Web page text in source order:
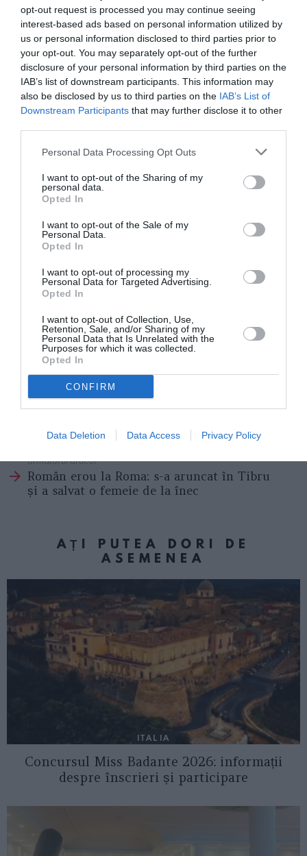
opt-out request is processed you may continue seeing
interest-based ads based on personal information utilized by
us or personal information disclosed to third parties prior to
your opt-out. You may separately opt-out of the further
disclosure of your personal information by third parties on the
IAB’s list of downstream participants. This information may
also be disclosed by us to third parties on the IAB’s List of
Downstream Participants that may further disclose it to other
Personal Data Processing Opt Outs
I want to opt-out of the Sharing of my
personal data.
Opted In
I want to opt-out of the Sale of my
Personal Data.
Opted In
I want to opt-out of processing my
Personal Data for Targeted Advertising.
Opted In
I want to opt-out of Collection, Use,
Retention, Sale, and/or Sharing of my
Personal Data that Is Unrelated with the
Purposes for which it was collected.
Opted In
CONFIRM
Data Deletion Data Access Privacy Policy
See Articolul anterior
lună, a murit într-un accident la Padova
Următorul articol
Român erou la Roma: s-a aruncat în Tibru
și a salvat o femeie de la înec
AȚI PUTEA DORI DE
ASEMENEA
ITALIA
Concursul Miss Badante 2026: informații
despre înscrieri și participare